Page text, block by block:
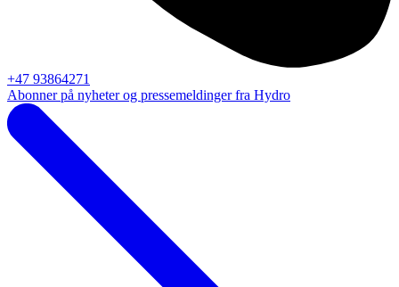
+47 93864271
Abonner på nyheter og pressemeldinger fra Hydro